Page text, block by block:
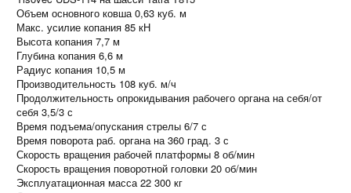
Объем основного ковша 0,63 куб. м
Макс. усилие копания 85 кН
Высота копания 7,7 м
Глубина копания 6,6 м
Радиус копания 10,5 м
Производительность 108 куб. м/ч
Продолжительность опрокидывания рабочего органа на себя/от
себя 3,5/3 с
Время подъема/опускания стрелы 6/7 с
Время поворота раб. органа на 360 град. 3 с
Скорость вращения рабочей платформы 8 об/мин
Скорость вращения поворотной головки 20 об/мин
Эксплуатационная масса 22 300 кг